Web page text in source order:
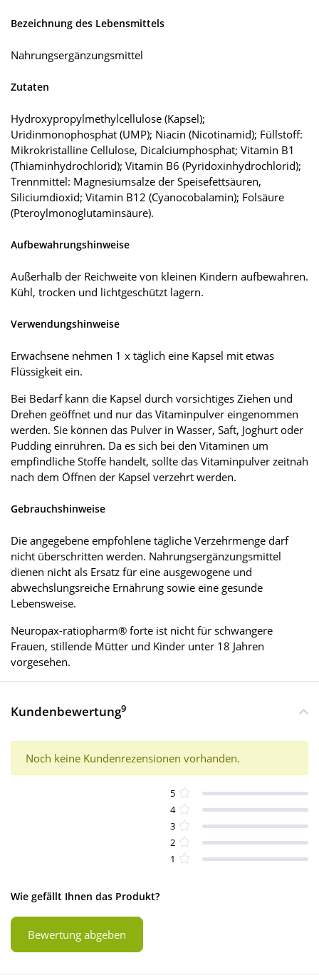
Bezeichnung des Lebensmittels
Nahrungsergänzungsmittel
Zutaten
Hydroxypropylmethylcellulose (Kapsel);
Uridinmonophosphat (UMP); Niacin (Nicotinamid); Füllstoff:
Mikrokristalline Cellulose, Dicalciumphosphat; Vitamin B1
(Thiaminhydrochlorid); Vitamin B6 (Pyridoxinhydrochlorid);
Trennmittel: Magnesiumsalze der Speisefettsäuren,
Siliciumdioxid; Vitamin B12 (Cyanocobalamin); Folsäure
(Pteroylmonoglutaminsäure).
Aufbewahrungshinweise
Außerhalb der Reichweite von kleinen Kindern aufbewahren.
Kühl, trocken und lichtgeschützt lagern.
Verwendungshinweise
Erwachsene nehmen 1 x täglich eine Kapsel mit etwas
Flüssigkeit ein.
Bei Bedarf kann die Kapsel durch vorsichtiges Ziehen und
Drehen geöffnet und nur das Vitaminpulver eingenommen
werden. Sie können das Pulver in Wasser, Saft, Joghurt oder
Pudding einrühren. Da es sich bei den Vitaminen um
empfindliche Stoffe handelt, sollte das Vitaminpulver zeitnah
nach dem Öffnen der Kapsel verzehrt werden.
Gebrauchshinweise
Die angegebene empfohlene tägliche Verzehrmenge darf
nicht überschritten werden. Nahrungsergänzungsmittel
dienen nicht als Ersatz für eine ausgewogene und
abwechslungsreiche Ernährung sowie eine gesunde
Lebensweise.
Neuropax-ratiopharm® forte ist nicht für schwangere
Frauen, stillende Mütter und Kinder unter 18 Jahren
vorgesehen.
Kundenbewertung9
Noch keine Kundenrezensionen vorhanden.
5
4
3
2
1
Wie gefällt Ihnen das Produkt?
Bewertung abgeben